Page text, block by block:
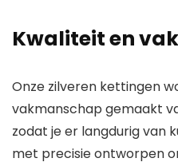
Kwaliteit en
Onze zilveren kettingen
vakmanschap gemaakt
zodat je er langdurig van
met precisie ontworpen